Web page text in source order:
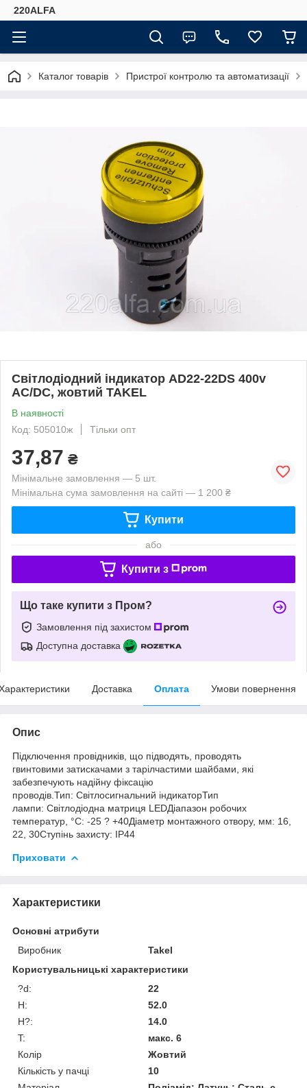
220ALFA
Каталог товарів Пристрої контролю та автоматизації
Світлодіодний індикатор AD22-22DS 400v
АC/DC, жовтий TAKEL
В наявності
Код: 505010ж
Тільки опт
37,87 ₴
Мінімальне замовлення — 5 шт.
Мінімальна сума замовлення на сайті — 1 200 ₴
Купити
або
Купити з
Що таке купити з Пром?
Замовлення під захистом
Доступна доставка
Доставка Оплата Умови повернення
Опис
Підключення провідників, що підводять, проводять
гвинтовими затискачами з тарілчастими шайбами, які
забезпечують надійну фіксацію
проводів.Тип: Світлосигнальний індикаторТип
лампи: Світлодіодна матриця LEDДіапазон робочих
температур, °C: -25 ? +40Діаметр монтажного отвору, мм: 16,
22, 30Ступінь захисту: IP44
Приховати
Характеристики
Основні атрибути
Виробник
Takel
Користувальницькі характеристики
?d:
22
H:
52.0
H?:
14.0
T:
макс. 6
Колір
Жовтий
Кількість у пачці
10